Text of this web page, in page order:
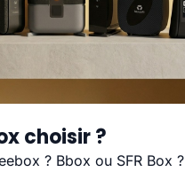
choisir ?
? Bbox ou SFR Box ?